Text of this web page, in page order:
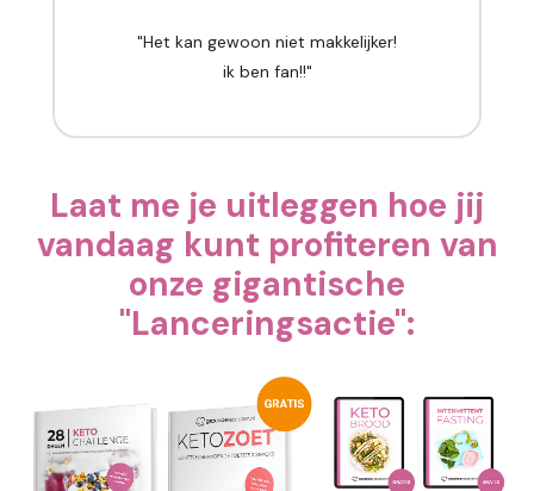
"Het kan gewoon niet makkelijker!
ik ben fan!!"
Laat me je uitleggen hoe jij
vandaag kunt profiteren van
onze gigantische
"Lanceringsactie":